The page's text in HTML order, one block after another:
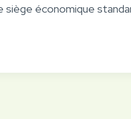
siège économique